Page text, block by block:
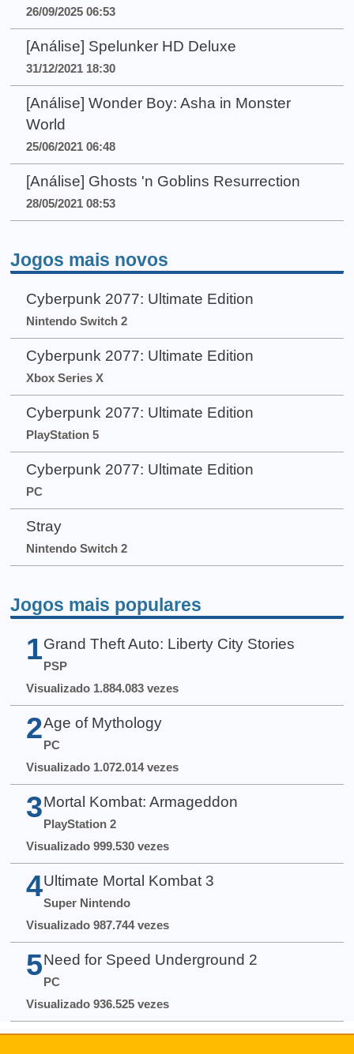
26/09/2025 06:53
[Análise] Spelunker HD Deluxe
31/12/2021 18:30
[Análise] Wonder Boy: Asha in Monster
World
25/06/2021 06:48
[Análise] Ghosts 'n Goblins Resurrection
28/05/2021 08:53
Jogos mais novos
Cyberpunk 2077: Ultimate Edition
Nintendo Switch 2
Cyberpunk 2077: Ultimate Edition
Xbox Series X
Cyberpunk 2077: Ultimate Edition
PlayStation 5
Cyberpunk 2077: Ultimate Edition
PC
Stray
Nintendo Switch 2
Jogos mais populares
1 Grand Theft Auto: Liberty City Stories
PSP
Visualizado 1.884.083 vezes
2 Age of Mythology
PC
Visualizado 1.072.014 vezes
3 Mortal Kombat: Armageddon
PlayStation 2
Visualizado 999.530 vezes
4 Ultimate Mortal Kombat 3
Super Nintendo
Visualizado 987.744 vezes
5 Need for Speed Underground 2
PC
Visualizado 936.525 vezes